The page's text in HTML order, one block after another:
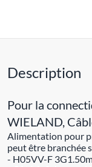
Description
Pour la
WIELAND,
Alimentation pour
peut être branchée
- H05VV-F